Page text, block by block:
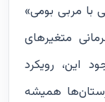
با مربی بومی»
متغیرهای
این، رویکرد
همیشه